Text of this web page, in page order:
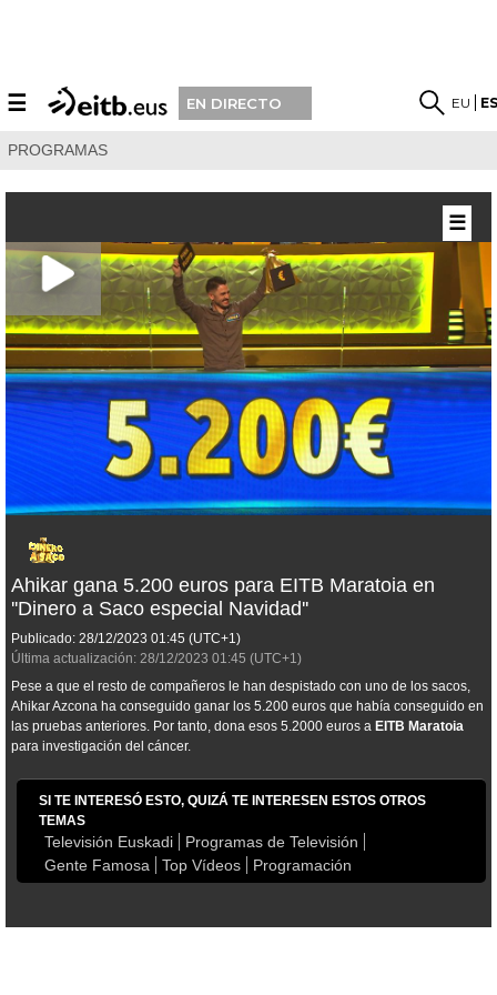
☰ EN DIRECTO EU
PROGRAMAS
Ahikar gana 5.200 euros para EITB Maratoia en
''Dinero a Saco especial Navidad''
Publicado: 28/12/2023 01:45 (UTC+1)
Última actualización: 28/12/2023 01:45 (UTC+1)
Pese a que el resto de compañeros le han despistado con uno de los sacos,
Ahikar Azcona ha conseguido ganar los 5.200 euros que había conseguido en
las pruebas anteriores. Por tanto, dona esos 5.2000 euros a EITB Maratoia
para investigación del cáncer.
SI TE INTERESÓ ESTO, QUIZÁ TE INTERESEN ESTOS OTROS
TEMAS
Televisión Euskadi
Programas de Televisión
Gente Famosa
Top Vídeos Programación
☰